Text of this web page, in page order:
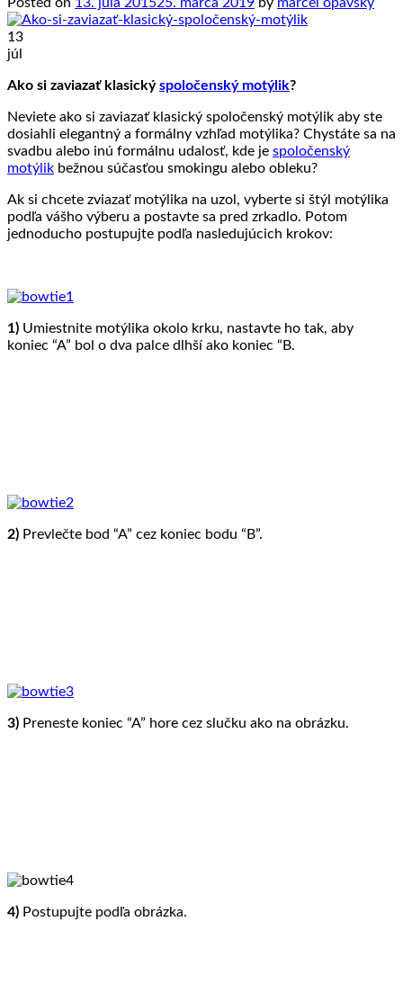
13
júl
Ako si zaviazať klasickýspoločenský motýlik?
Neviete ako si zaviazať klasický spoločenský motýlik aby ste
dosiahli elegantný a formálny vzhľad motýlika? Chystáte sa na
svadbu alebo inú formálnu udalosť, kde je spoločenský
motýlik bežnou súčasťou smokingu alebo obleku?
Ak si chcete zviazať motýlika na uzol, vyberte si štýl motýlika
podľa vášho výberu a postavte sa pred zrkadlo. Potom
jednoducho postupujte podľa nasledujúcich krokov:
1) Umiestnite motýlika okolo krku, nastavte ho tak, aby
koniec “A” bol o dva palce dlhší ako koniec “B.
2) Prevlečte bod “A” cez koniec bodu “B”.
3) Preneste koniec “A” hore cez slučku ako na obrázku.
4) Postupujte podľa obrázka.